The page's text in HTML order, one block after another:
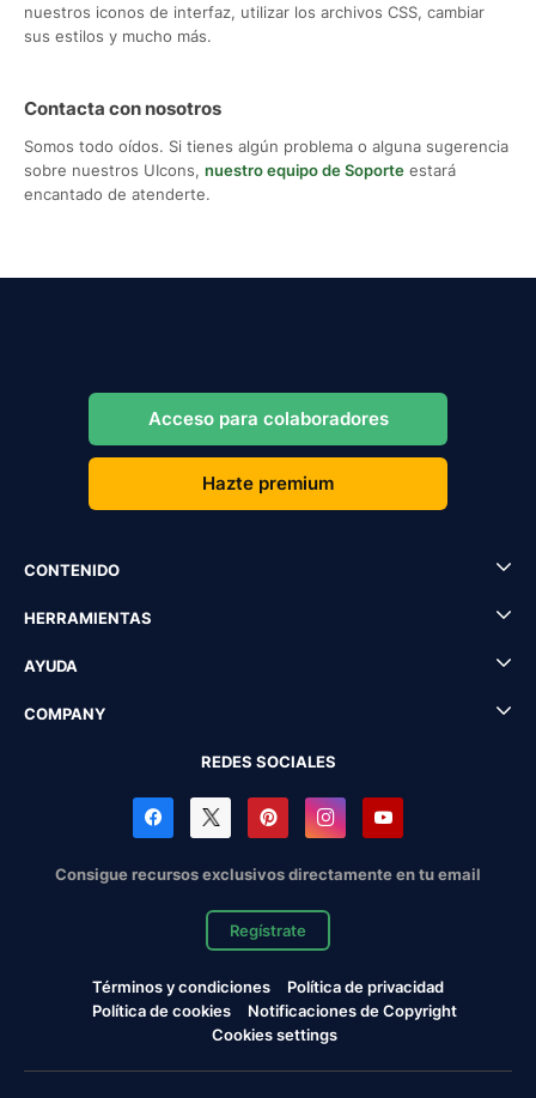
nuestros iconos de interfaz, utilizar los archivos CSS, cambiar
sus estilos y mucho más.
Contacta con nosotros
Somos todo oídos. Si tienes algún problema o alguna sugerencia
sobre nuestros UIcons, nuestro equipo de Soporte estará
encantado de atenderte.
Acceso para colaboradores
Hazte premium
CONTENIDO
HERRAMIENTAS
AYUDA
COMPANY
REDES SOCIALES
Consigue recursos exclusivos directamente en tu email
Regístrate
Términos y condiciones
Política de privacidad
Política de cookies
Notificaciones de Copyright
Cookies settings